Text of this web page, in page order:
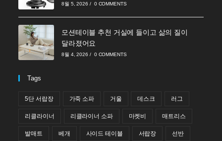
8월 5, 2026 / 0 COMMENTS
모션테이블 추천 거실에 들이고 삶의 질이
달라졌어요
8월 4, 2026 / 0 COMMENTS
Tags
5단 서랍장 가죽 소파 거울 데스크 러그
리클라이너 리클라이너 소파 마켓비 매트리스
발매트 베개 사이드 테이블 서랍장 선반